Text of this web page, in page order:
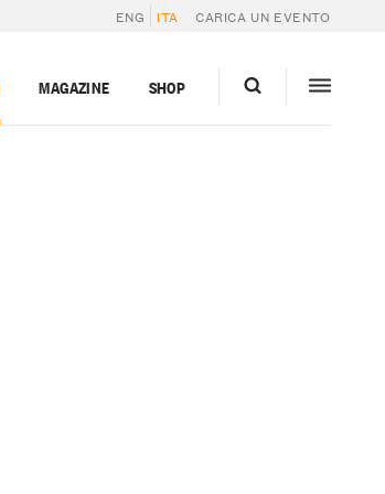
ENG ITA CARICA UN EVENTO
MAGAZINE SHOP